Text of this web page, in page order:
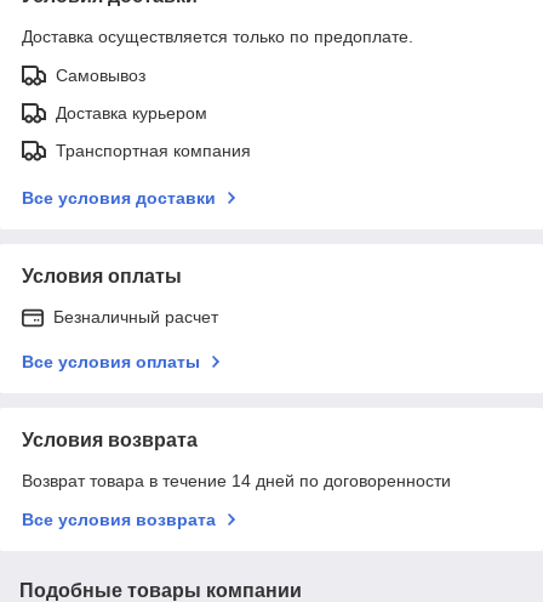
Доставка осуществляется только по предоплате.
Самовывоз
Доставка курьером
Транспортная компания
Все условия доставки
Условия оплаты
Безналичный расчет
Все условия оплаты
Условия возврата
Возврат товара в течение 14 дней по договоренности
Все условия возврата
Подобные товары компании